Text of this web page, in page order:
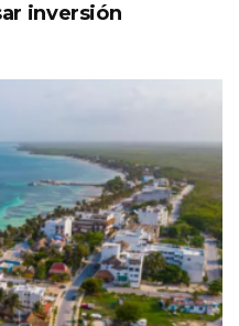
inversión